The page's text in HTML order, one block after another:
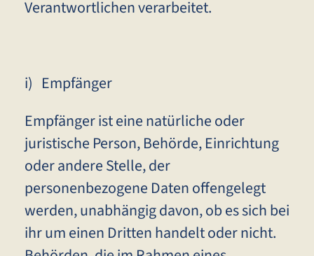
Verantwortlichen verarbeitet.
i) Empfänger
Empfänger ist eine natürliche oder
juristische Person, Behörde, Einrichtung
oder andere Stelle, der
personenbezogene Daten offengelegt
werden, unabhängig davon, ob es sich bei
ihr um einen Dritten handelt oder nicht.